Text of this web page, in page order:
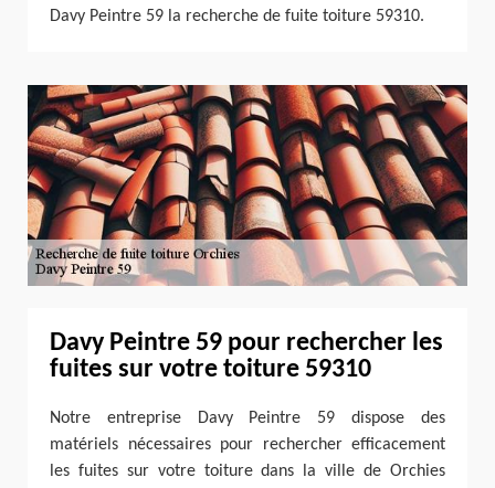
Davy Peintre 59 la recherche de fuite toiture 59310.
Davy Peintre 59 pour rechercher les
fuites sur votre toiture 59310
Notre entreprise Davy Peintre 59 dispose des
matériels nécessaires pour rechercher efficacement
les fuites sur votre toiture dans la ville de Orchies